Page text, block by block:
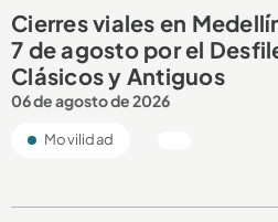
Cierres viales en
7 de agosto por el
Clásicos y Antiguos
06 de agosto de 2026
Movilidad